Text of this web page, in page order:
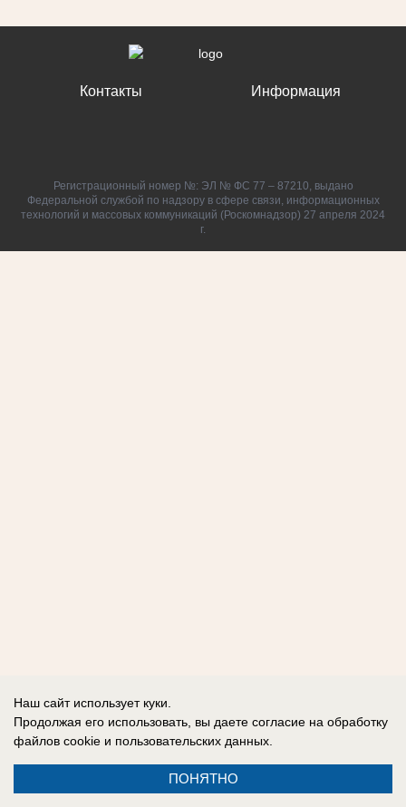
Контакты Информация
Регистрационный номер №: ЭЛ № ФС 77 – 87210, выдано
Федеральной службой по надзору в сфере связи, информационных
технологий и массовых коммуникаций (Роскомнадзор) 27 апреля 2024
г.
Наш сайт использует куки.
Продолжая его использовать, вы даете согласие на обработку
файлов cookie и пользовательских данных.
ПОНЯТНО